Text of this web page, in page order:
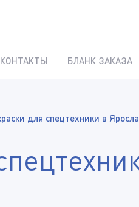
КОНТАКТЫ БЛАНК ЗАКАЗА
для спецтехники в